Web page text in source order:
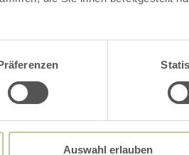
Auswahl erlauben